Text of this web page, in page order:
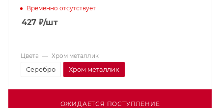
Временно отсутствует
427 ₽/шт
ОЖИДАЕТСЯ ПОСТУПЛЕНИЕ
Цвета — Хром металлик
Серебро Хром металлик